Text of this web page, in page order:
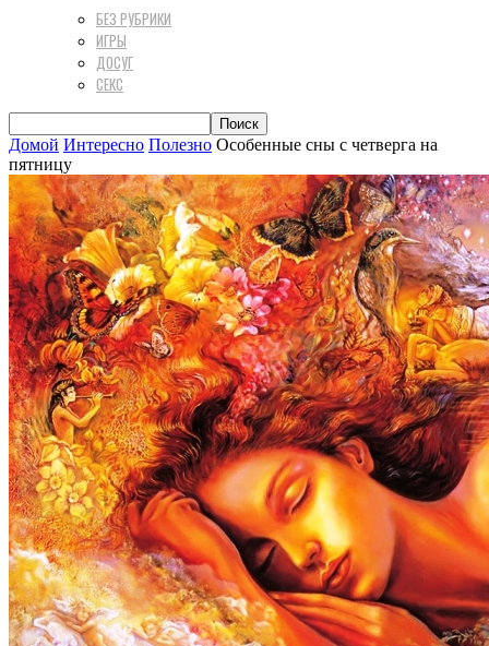
БЕЗ РУБРИКИ
ИГРЫ
ДОСУГ
СЕКС
Домой Интересно Полезно Особенные сны с четверга на
пятницу